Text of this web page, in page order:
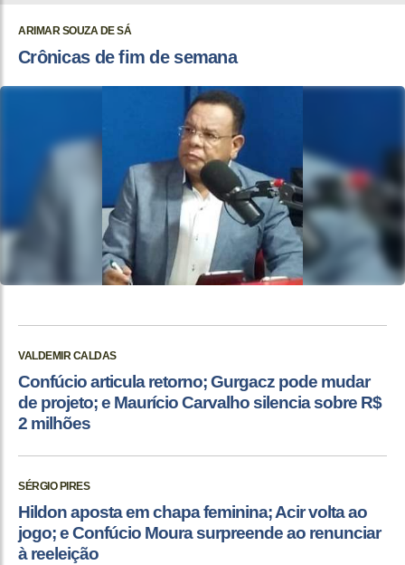
ARIMAR SOUZA DE SÁ
Crônicas de fim de semana
VALDEMIR CALDAS
Confúcio articula retorno; Gurgacz pode mudar
de projeto; e Maurício Carvalho silencia sobre R$
2 milhões
SÉRGIO PIRES
Hildon aposta em chapa feminina; Acir volta ao
jogo; e Confúcio Moura surpreende ao renunciar
à reeleição